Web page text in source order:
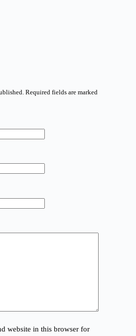
Required fields are marked
website in this browser for